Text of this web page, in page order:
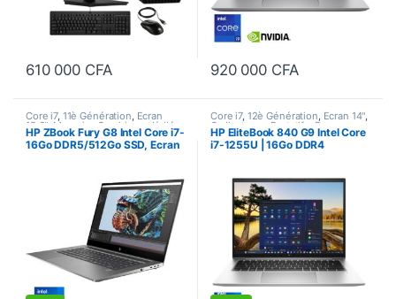
610 000 CFA 920 000 CFA
Core i7, 11è Génération, Ecran
15.6",Memoire Graphique dédié,
Ordinateurs,Portatifs,Processeur
Intel
HP ZBook Fury G8 Intel Core i7-
16Go DDR5/512Go SSD, Ecran
Core i7, 12è Génération, Ecran 14",
Ordinateurs ,Portatifs , Processeur
Intel
HP EliteBook 840 G9 Intel Core
i7-1255U | 16Go DDR4